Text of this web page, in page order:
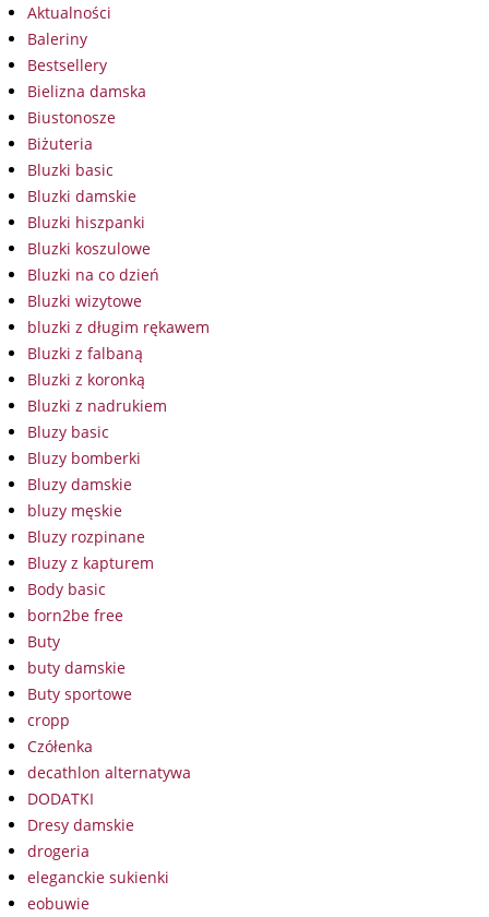
Aktualności
Baleriny
Bestsellery
Bielizna damska
Biustonosze
Biżuteria
Bluzki basic
Bluzki damskie
Bluzki hiszpanki
Bluzki koszulowe
Bluzki na co dzień
Bluzki wizytowe
bluzki z długim rękawem
Bluzki z falbaną
Bluzki z koronką
Bluzki z nadrukiem
Bluzy basic
Bluzy bomberki
Bluzy damskie
bluzy męskie
Bluzy rozpinane
Bluzy z kapturem
Body basic
born2be free
Buty
buty damskie
Buty sportowe
cropp
Czółenka
decathlon alternatywa
DODATKI
Dresy damskie
drogeria
eleganckie sukienki
eobuwie